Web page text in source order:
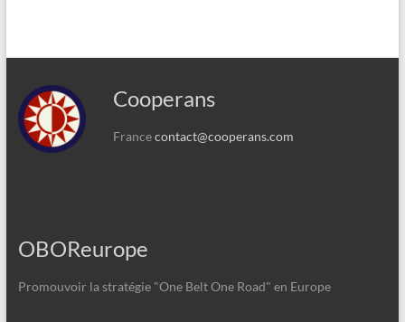
Cooperans
Francecontact@cooperans.com
OBOReurope
Promouvoir la stratégie "One Belt One Road" en Europe